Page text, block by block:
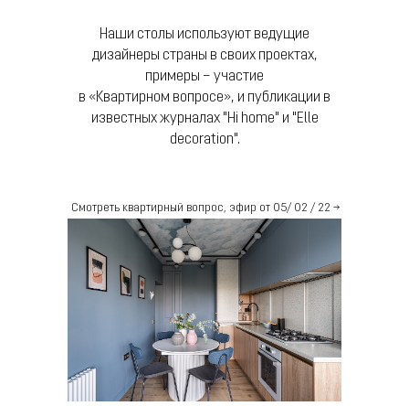
Наши столы используют ведущие
дизайнеры страны в своих проектах,
примеры – участие
в «Квартирном вопросе», и публикации в
известных журналах "Hi home" и "Еlle
decoration".
Смотреть квартирный вопрос, эфир от 05/ 02 / 22 →